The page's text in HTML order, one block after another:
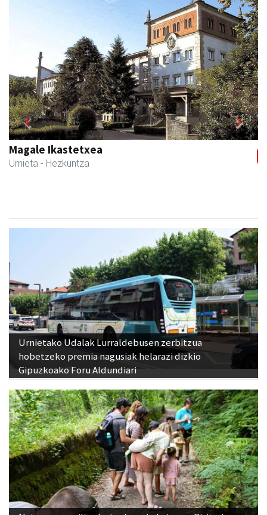
Urnietako AEK euskaltegia
Urnieta - Euskaltegiak
Previous Next
Urnietako Udalak Lurraldebusen zerbitzua
hobetzeko premia nagusiak helarazi dizkio
Gipuzkoako Foru Aldundiari